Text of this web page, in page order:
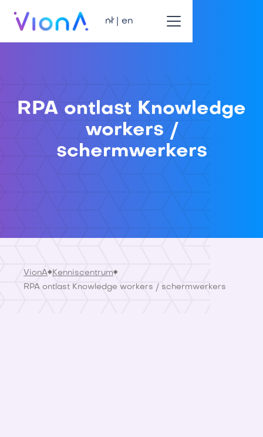
nl | en
RPA ontlast Knowledge
workers /
schermwerkers
VionA
Kenniscentrum
RPA ontlast Knowledge workers / schermwerkers